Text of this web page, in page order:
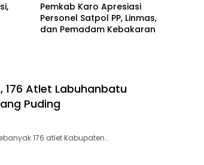
Pemkab Karo Apresiasi
Personel Satpol PP, Linmas,
dan Pemadam Kebakaran
176 Atlet Labuhanbatu
Puding
176 atlet Kabupaten…